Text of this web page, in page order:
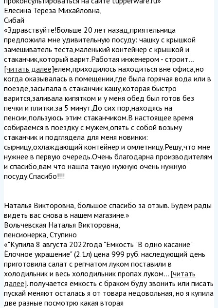
Елесина Тереза Михайловна,
Сибай
«Здравствуйте!Больше 20 лет назад,приятельница
предложила мне удивительную посуду: чашку с крышкой
замешиватель теста,маленький контейнер с крышкой и
стаканчик,который варит.Работая инженером - строит...
[читать далее]елем,приходилось находиться вне офиса,но
когда оказывалась в помещении,где была горячая вода или в
поезде,засыпала в стаканчик кашу,которая быстро
варится,заливала кипятком и у меня обед был готов без
печки и плитки.за 5 минут.До сих пор,находясь на
пенсии,пользуюсь этим стаканчиком.В настоящее время
собираемся в поездку с мужем,опять с собой возьму
стаканчик и подглядела для меня новинки:
сырницу,охлаждающий контейнер и омлетницу.Решу,что мне
нужнее в первую очередь.Очень благодарна производителям
и спасибо,вам что нашла такую нужную очень нужную
посуду.Спасибо!!!!
Наталья Викторовна, большое спасибо за отзыв. Будем рады
видеть вас снова в нашем магазине.»
Вольчевская Наталья Викторовна,
пенсионерка, Ступино
«"Купила 8 августа 2022года "Емкость "В одно касание"
Ёлочное украшение" (2.1л) цена 999 руб. наследующий день
приготовила салат с репчатом луком поставили в
холодильник и весь холодильник пропах луком... [читать
далее]. получается ёмкость с браком буду звонить или писать
пускай меняют осталась я от товара недовольная, но я купила
две разные посмотрю какая вторая